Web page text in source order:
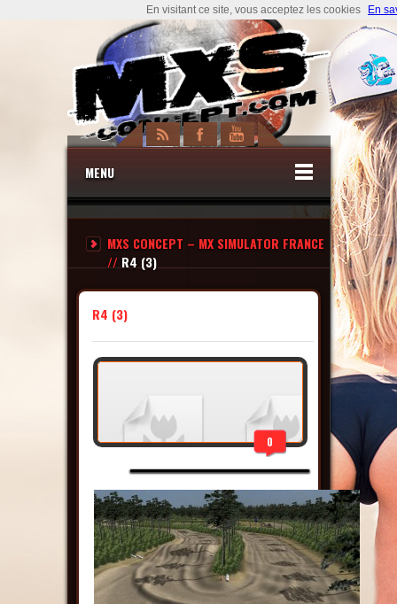
MENU
MXS CONCEPT – MX SIMULATOR FRANCE
// R4 (3)
R4 (3)
0
En visitant ce site, vous acceptez les cookies En